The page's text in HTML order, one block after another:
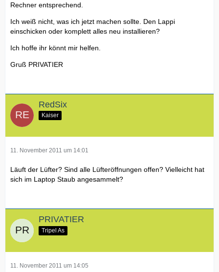
Rechner entsprechend.
Ich weiß nicht, was ich jetzt machen sollte. Den Lappi
einschicken oder komplett alles neu installieren?
Ich hoffe ihr könnt mir helfen.
Gruß PRIVATIER
RedSix
Kaiser
11. November 2011 um 14:01
Läuft der Lüfter? Sind alle Lüfteröffnungen offen? Vielleicht hat
sich im Laptop Staub angesammelt?
PRIVATIER
Tripel As
11. November 2011 um 14:05